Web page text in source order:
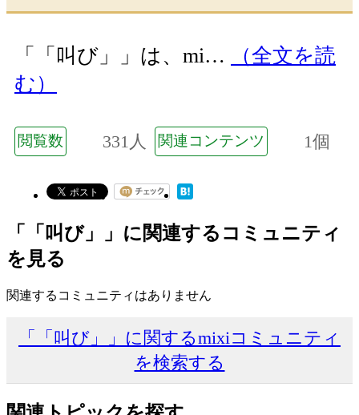
「「叫び」」は、mi…
（全文を読
む）
閲覧数 331人 関連コンテンツ 1個
「「叫び」」に関連するコミュニティ
を見る
関連するコミュニティはありません
「「叫び」」に関するmixiコミュニティ
を検索する